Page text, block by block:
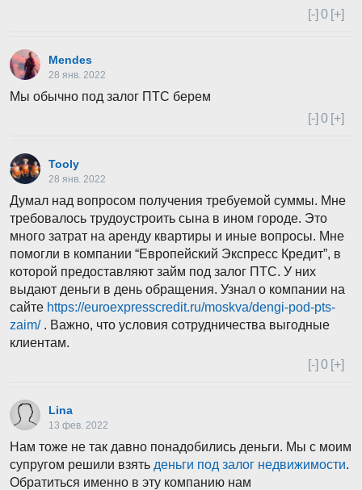
[-] 0 [+]
Mendes
28 янв. 2022
Мы обычно под залог ПТС берем
[-] 0 [+]
Tooly
28 янв. 2022
Думал над вопросом получения требуемой суммы. Мне
требовалось трудоустроить сына в ином городе. Это
много затрат на аренду квартиры и иные вопросы. Мне
помогли в компании “Европейский Экспресс Кредит”, в
которой предоставляют займ под залог ПТС. У них
выдают деньги в день обращения. Узнал о компании на
сайте https://euroexpresscredit.ru/moskva/dengi-pod-pts-
zaim/. Важно, что условия сотрудничества выгодные
клиентам.
[-] 0 [+]
Lina
13 фев. 2022
Нам тоже не так давно понадобились деньги. Мы с моим
супругом решили взять деньги под залог недвижимости.
Обратиться именно в эту компанию нам